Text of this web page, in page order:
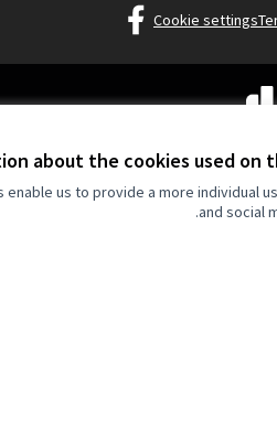
about the cookies used on
us to provide a more individual
and social
Cookie settings قرر ليوبليانا at Facebook